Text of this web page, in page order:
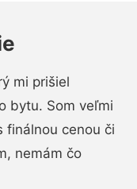
mi prišiel
bytu. Som veľmi
finálnou cenou či
nemám čo